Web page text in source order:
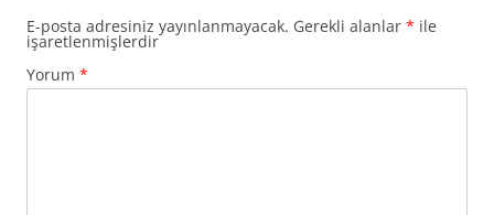
E-posta adresiniz yayınlanmayacak. Gerekli alanlar * ile
işaretlenmişlerdir
Yorum *